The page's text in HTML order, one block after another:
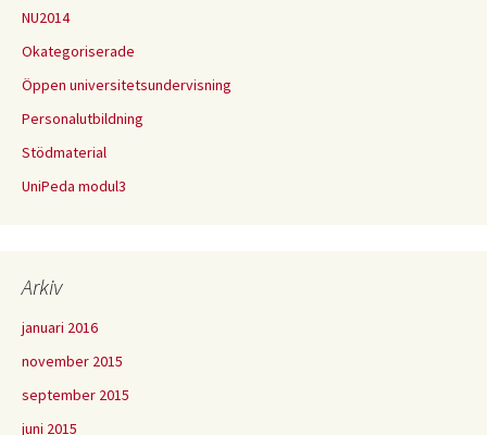
NU2014
Okategoriserade
Öppen universitetsundervisning
Personalutbildning
Stödmaterial
UniPeda modul3
Arkiv
januari 2016
november 2015
september 2015
juni 2015